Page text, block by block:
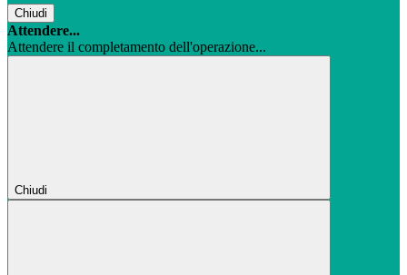
Chiudi
Attendere...
Attendere il completamento dell'operazione...
Chiudi